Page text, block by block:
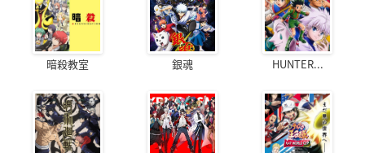
暗殺教室 銀魂 HUNTER...